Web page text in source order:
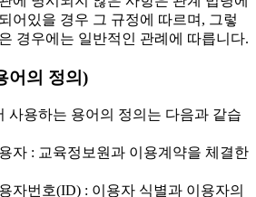
어있을 경우 그 규정에 따르며, 그렇
경우에는 일반적인 관례에 따릅니다.
어의 정의)
사용하는 용어의 정의는 다음과 같습
자 : 교육정보원과 이용계약을 체결한
자번호(ID) : 이용자 식별과 이용자의